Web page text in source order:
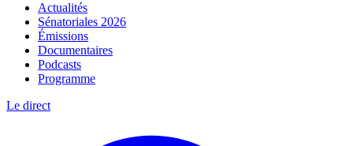
Actualités
Sénatoriales 2026
Émissions
Documentaires
Podcasts
Programme
Le direct